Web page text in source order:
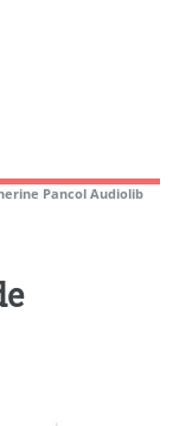
Pancol Audiolib